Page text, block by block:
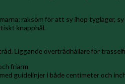
raksöm för att sy ihop tyglager,
knapphål.
Liggande övertrådhållare för
friarm
guidelinjer i både centimeter och